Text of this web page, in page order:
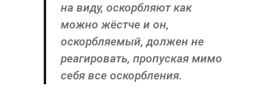
на виду, оскорбляют как
можно жёстче и он,
оскорбляемый, должен не
реагировать, пропуская мимо
себя все оскорбления.